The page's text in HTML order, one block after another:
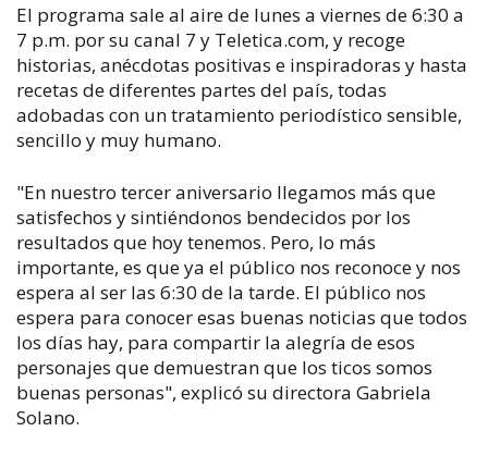
El programa sale al aire de lunes a viernes de 6:30 a
7 p.m. por su canal 7 y Teletica.com, y recoge
historias, anécdotas positivas e inspiradoras y hasta
recetas de diferentes partes del país, todas
adobadas con un tratamiento periodístico sensible,
sencillo y muy humano.
"En nuestro tercer aniversario llegamos más que
satisfechos y sintiéndonos bendecidos por los
resultados que hoy tenemos. Pero, lo más
importante, es que ya el público nos reconoce y nos
espera al ser las 6:30 de la tarde. El público nos
espera para conocer esas buenas noticias que todos
los días hay, para compartir la alegría de esos
personajes que demuestran que los ticos somos
buenas personas", explicó su directora Gabriela
Solano.